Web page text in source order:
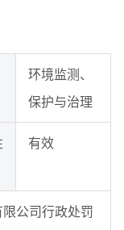
环境监测、
保护与治理
有效
公司行政处罚